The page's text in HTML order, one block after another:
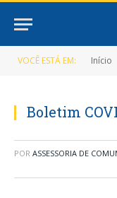
VOCÊ ESTÁ EM: Início
Boletim
POR ASSESSORIA DE